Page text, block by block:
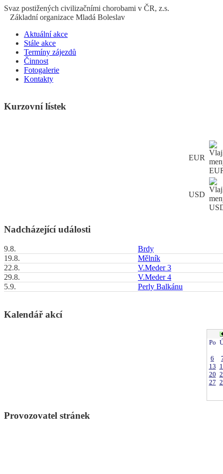
Svaz postižených civilizačními chorobami v ČR, z.s.
Základní organizace Mladá Boleslav
Aktuální akce
Stále akce
Termíny zájezdů
Činnost
Fotogalerie
Kontakty
Kurzovní lístek
EUR
USD
Nadcházející události
9.8.
Brdy
19.8.
Mělník
22.8.
V.Meder 3
29.8.
V.Meder 4
5.9.
Perly Balkánu
Kalendář akcí
Po
6
13
20
27
Provozovatel stránek